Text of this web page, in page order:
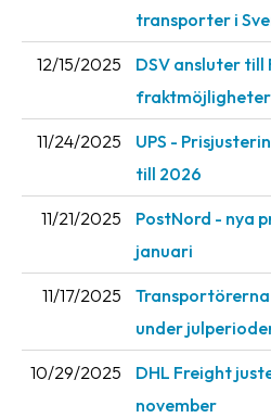
Terms
Privacy
Prohibited
and
dangerous
content
transporter i
12/15/2025
DSV ansluter
11/24/2025
UPS -
till 2026
11/21/2025
PostNord - nya
januari
11/17/2025
under
10/29/2025
DHL Freight
november